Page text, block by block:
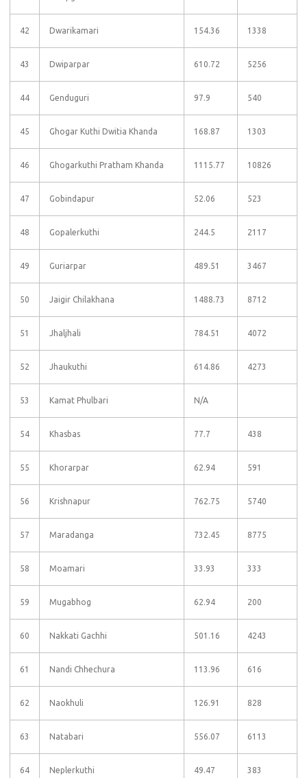
42 Dwarikamari 154.36 1338
43 Dwiparpar 610.72 5256
44 Genduguri 97.9 540
45 Ghogar Kuthi Dwitia Khanda 168.87 1303
46 Ghogarkuthi Pratham Khanda 1115.77 10826
47 Gobindapur 52.06 523
48 Gopalerkuthi 244.5 2117
49 Guriarpar 489.51 3467
50 Jaigir Chilakhana 1488.73 8712
51 Jhaljhali 784.51 4072
52 Jhaukuthi 614.86 4273
53 Kamat Phulbari N/A
54 Khasbas 77.7 438
55 Khorarpar 62.94 591
56 Krishnapur 762.75 5740
57 Maradanga 732.45 8775
58 Moamari 33.93 333
59 Mugabhog 62.94 200
60 Nakkati Gachhi 501.16 4243
61 Nandi Chhechura 113.96 616
62 Naokhuli 126.91 828
63 Natabari 556.07 6113
64 Neplerkuthi 49.47 383